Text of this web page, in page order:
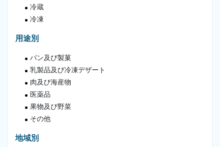
冷蔵
冷凍
用途別
パン及び製菓
乳製品及び冷凍デザート
肉及び海産物
医薬品
果物及び野菜
その他
地域別